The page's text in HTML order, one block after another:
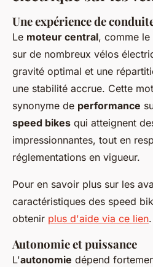
Une expérience de
Le moteur central, comme le
sur de nombreux vélos
gravité optimal et une
une stabilité accrue. Cette
synonyme de performance
speed bikes qui atteignent
impressionnantes, tout en
réglementations en vigueur.
Pour en savoir plus sur les
caractéristiques des speed
obtenir plus d'aide via ce lien.
Autonomie et puissance
L'autonomie dépend